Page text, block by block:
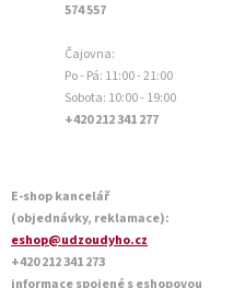
574 557
Čajovna:
Po - Pá: 11:00 - 21:00
Sobota: 10:00 - 19:00
+420 212 341 277
E-shop kancelář
(objednávky, reklamace):
eshop@udzoudyho.cz
+420 212 341 273
informace spojené s eshopovou